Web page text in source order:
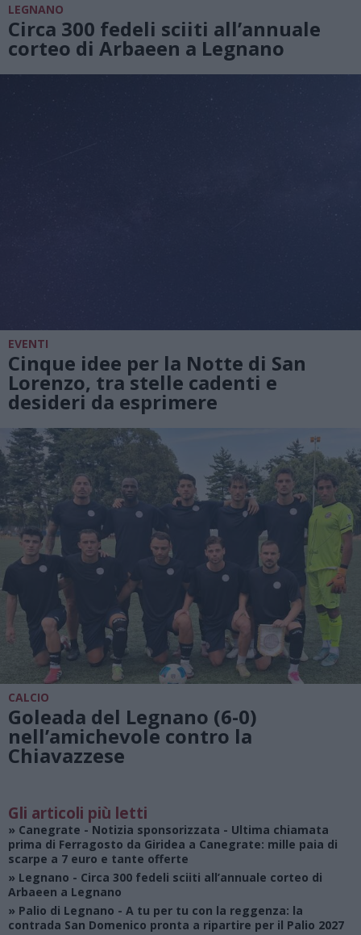
LEGNANO
Circa 300 fedeli sciiti all’annuale
corteo di Arbaeen a Legnano
EVENTI
Cinque idee per la Notte di San
Lorenzo, tra stelle cadenti e
desideri da esprimere
CALCIO
Goleada del Legnano (6-0)
nell’amichevole contro la
Chiavazzese
Gli articoli più letti
» Canegrate - Notizia sponsorizzata - Ultima chiamata
prima di Ferragosto da Giridea a Canegrate: mille paia di
scarpe a 7 euro e tante offerte
» Legnano - Circa 300 fedeli sciiti all’annuale corteo di
Arbaeen a Legnano
» Palio di Legnano - A tu per tu con la reggenza: la
contrada San Domenico pronta a ripartire per il Palio 2027